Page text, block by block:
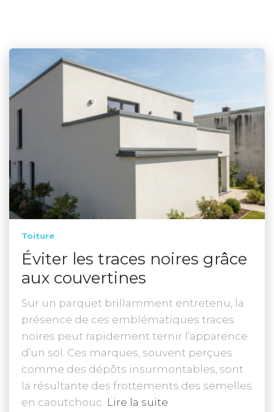
Toiture
Éviter les traces noires grâce
aux couvertines
Sur un parquet brillamment entretenu, la
présence de ces emblématiques traces
noires peut rapidement ternir l’apparence
d’un sol. Ces marques, souvent perçues
comme des dépôts insurmontables, sont
la résultante des frottements des semelles
en caoutchouc. Lire la suite